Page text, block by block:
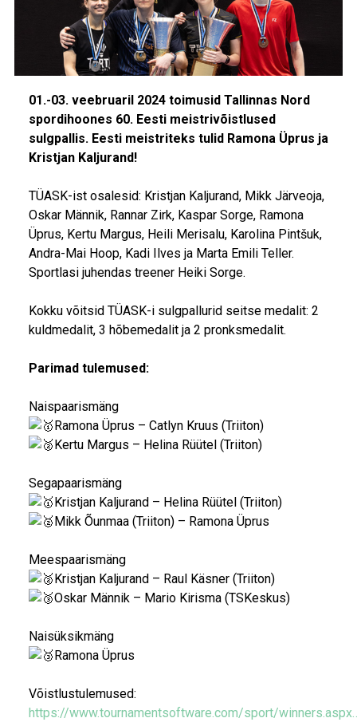
01.-03. veebruaril 2024 toimusid Tallinnas Nord
spordihoones 60. Eesti meistrivõistlused
sulgpallis. Eesti meistriteks tulid Ramona Üprus ja
Kristjan Kaljurand!
TÜASK-ist osalesid: Kristjan Kaljurand, Mikk Järveoja,
Oskar Männik, Rannar Zirk, Kaspar Sorge, Ramona
Üprus, Kertu Margus, Heili Merisalu, Karolina Pintšuk,
Andra-Mai Hoop, Kadi Ilves ja Marta Emili Teller.
Sportlasi juhendas treener Heiki Sorge.
Kokku võitsid TÜASK-i sulgpallurid seitse medalit: 2
kuldmedalit, 3 hõbemedalit ja 2 pronksmedalit.
Parimad tulemused:
Naispaarismäng
Ramona Üprus – Catlyn Kruus (Triiton)
Kertu Margus – Helina Rüütel (Triiton)
Segapaarismäng
Kristjan Kaljurand – Helina Rüütel (Triiton)
Mikk Õunmaa (Triiton) – Ramona Üprus
Meespaarismäng
Kristjan Kaljurand – Raul Käsner (Triiton)
Oskar Männik – Mario Kirisma (TSKeskus)
Naisüksikmäng
Ramona Üprus
Võistlustulemused:
https://www.tournamentsoftware.com/sport/